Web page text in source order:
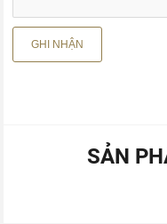
SẢN